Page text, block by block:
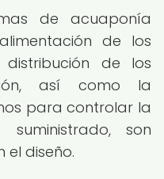
de acuaponía
de los
de los
así como la
para controlar la
son
el diseño.